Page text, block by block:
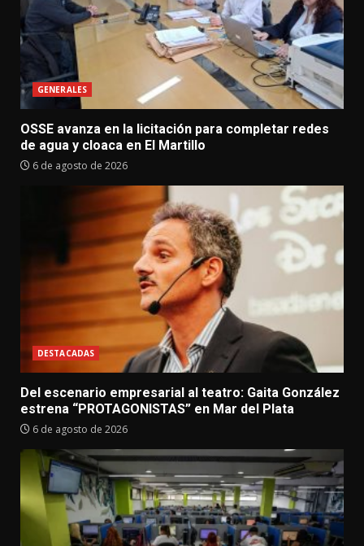
GENERALES
OSSE avanza en la licitación para completar redes
de agua y cloaca en El Martillo
6 de agosto de 2026
DESTACADAS
Del escenario empresarial al teatro: Gaita González
estrena “PROTAGONISTAS” en Mar del Plata
6 de agosto de 2026